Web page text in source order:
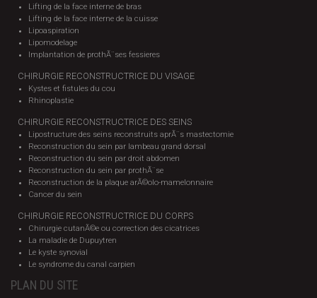
Lifting de la face interne de bras
Lifting de la face interne de la cuisse
Lipoaspiration
Lipomodelage
Implantation de prothÃ¨ses fessieres
CHIRURGIE RECONSTRUCTRICE DU VISAGE
Kystes et fistules du cou
Rhinoplastie
CHIRURGIE RECONSTRUCTRICE DES SEINS
Lipostructure des seins reconstruits aprÃ¨s mastectomie
Reconstruction du sein par lambeau grand dorsal
Reconstruction du sein par droit abdomen
Reconstruction du sein par prothÃ¨se
Reconstruction de la plaque arÃ©olo-mamelonnaire
Cancer du sein
CHIRURGIE RECONSTRUCTRICE DU CORPS
Chirurgie cutanÃ©e ou correction des cicatrices
La maladie de Dupuytren
Le kyste synovial
Le syndrome du canal carpien
PLAN DU SITE